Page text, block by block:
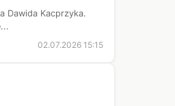
Dawida Kacprzyka.
02.07.2026 15:15